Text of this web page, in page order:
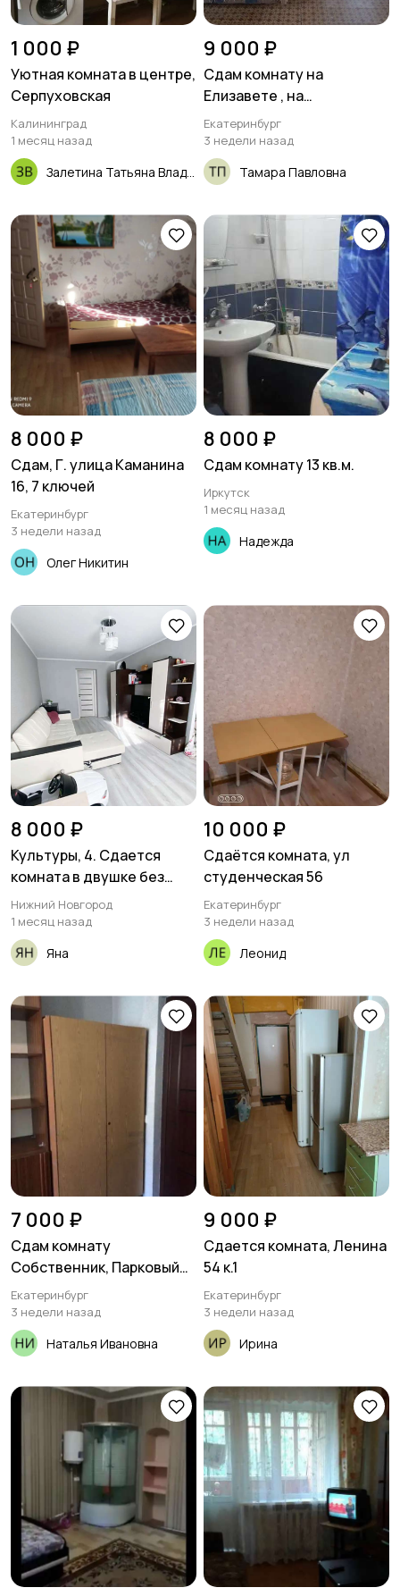
1 000 ₽
Уютная комната в центре,
Серпуховская
Калининград
1 месяц назад
9 000 ₽
Сдам комнату на
Елизавете , на
длительный срок,
собственник
Екатеринбург
3 недели назад
Тамара Павловна
8 000 ₽
Сдам, Г. улица Каманина
16, 7 ключей
Екатеринбург
3 недели назад
Олег Никитин
8 000 ₽
Сдам комнату 13 кв.м.
Иркутск
1 месяц назад
Надежда
8 000 ₽
Культуры, 4. Сдается
комната в двушке без
подселения
Нижний Новгород
1 месяц назад
Яна
10 000 ₽
Сдаётся комната, ул
студенческая 56
Екатеринбург
3 недели назад
Леонид
7 000 ₽
Сдам комнату
Собственник, Парковый
пер. 41/2 Кировский район
Екатеринбург
3 недели назад
Наталья Ивановна
9 000 ₽
Сдается комната, Ленина
54 к.1
Екатеринбург
3 недели назад
Ирина